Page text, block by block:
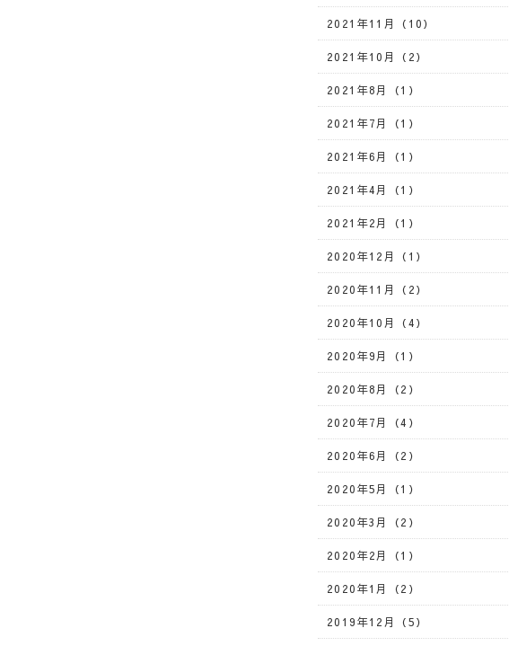
2021年11月（10）
2021年10月（2）
2021年8月（1）
2021年7月（1）
2021年6月（1）
2021年4月（1）
2021年2月（1）
2020年12月（1）
2020年11月（2）
2020年10月（4）
2020年9月（1）
2020年8月（2）
2020年7月（4）
2020年6月（2）
2020年5月（1）
2020年3月（2）
2020年2月（1）
2020年1月（2）
2019年12月（5）